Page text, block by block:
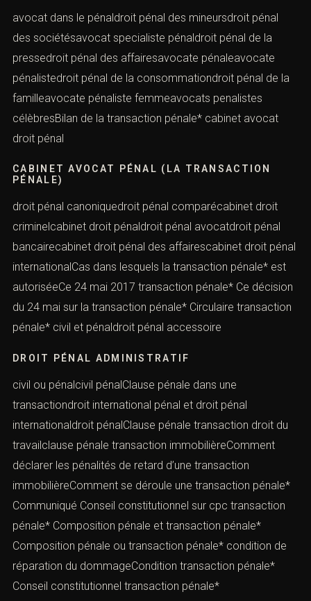
avocat dans le pénaldroit pénal des mineursdroit pénal
des sociétésavocat specialiste pénaldroit pénal de la
pressedroit pénal des affairesavocate pénaleavocate
pénalistedroit pénal de la consommationdroit pénal de la
familleavocate pénaliste femmeavocats penalistes
célèbresBilan de la transaction pénale* cabinet avocat
droit pénal
CABINET AVOCAT PÉNAL (LA TRANSACTION
PÉNALE)
droit pénal canoniquedroit pénal comparécabinet droit
criminelcabinet droit pénaldroit pénal avocatdroit pénal
bancairecabinet droit pénal des affairescabinet droit pénal
internationalCas dans lesquels la transaction pénale* est
autoriséeCe 24 mai 2017 transaction pénale* Ce décision
du 24 mai sur la transaction pénale* Circulaire transaction
pénale* civil et pénaldroit pénal accessoire
DROIT PÉNAL ADMINISTRATIF
civil ou pénalcivil pénalClause pénale dans une
transactiondroit international pénal et droit pénal
internationaldroit pénalClause pénale transaction droit du
travailclause pénale transaction immobilièreComment
déclarer les pénalités de retard d’une transaction
immobilièreComment se déroule une transaction pénale*
Communiqué Conseil constitutionnel sur cpc transaction
pénale* Composition pénale et transaction pénale*
Composition pénale ou transaction pénale* condition de
réparation du dommageCondition transaction pénale*
Conseil constitutionnel transaction pénale*